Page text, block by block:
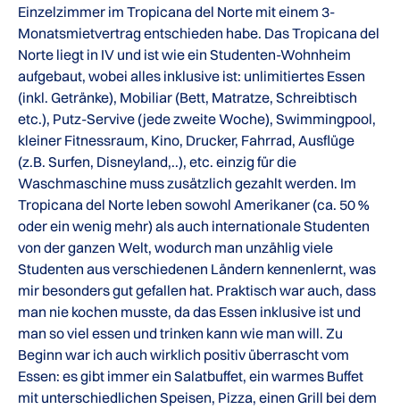
Einzelzimmer im Tropicana del Norte mit einem 3-
Monatsmietvertrag entschieden habe. Das Tropicana del
Norte liegt in IV und ist wie ein Studenten-Wohnheim
aufgebaut, wobei alles inklusive ist: unlimitiertes Essen
(inkl. Getränke), Mobiliar (Bett, Matratze, Schreibtisch
etc.), Putz-Servive (jede zweite Woche), Swimmingpool,
kleiner Fitnessraum, Kino, Drucker, Fahrrad, Ausflüge
(z.B. Surfen, Disneyland,..), etc. einzig für die
Waschmaschine muss zusätzlich gezahlt werden. Im
Tropicana del Norte leben sowohl Amerikaner (ca. 50 %
oder ein wenig mehr) als auch internationale Studenten
von der ganzen Welt, wodurch man unzählig viele
Studenten aus verschiedenen Ländern kennenlernt, was
mir besonders gut gefallen hat. Praktisch war auch, dass
man nie kochen musste, da das Essen inklusive ist und
man so viel essen und trinken kann wie man will. Zu
Beginn war ich auch wirklich positiv überrascht vom
Essen: es gibt immer ein Salatbuffet, ein warmes Buffet
mit unterschiedlichen Speisen, Pizza, einen Grill bei dem